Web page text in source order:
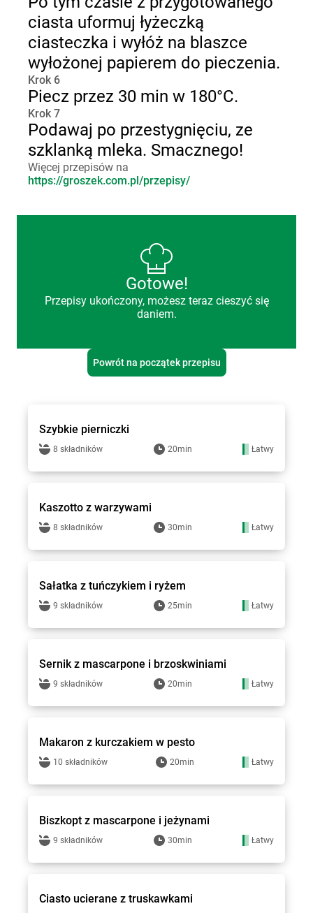
ciasta uformuj łyżeczką
ciasteczka i wyłóż na blaszce
wyłożonej papierem do pieczenia.
Krok 6
Piecz przez 30 min w 180°C.
Krok 7
Podawaj po przestygnięciu, ze
szklanką mleka. Smacznego!
Więcej przepisów na
https://groszek.com.pl/przepisy/
Gotowe!
Przepisy ukończony, możesz teraz cieszyć się
daniem.
Powrót na początek przepisu
Szybkie pierniczki
8 składników 20min Łatwy
Groszek - przepisy
Kaszotto z warzywami
8 składników 30min Łatwy
Groszek - przepisy
Sałatka z tuńczykiem i ryżem
9 składników 25min Łatwy
Groszek - przepisy
Sernik z mascarpone i brzoskwiniami
9 składników 20min Łatwy
Groszek - przepisy
Makaron z kurczakiem w pesto
10 składników 20min Łatwy
Groszek - przepisy
Biszkopt z mascarpone i jeżynami
9 składników 30min Łatwy
Groszek - przepisy
Ciasto ucierane z truskawkami